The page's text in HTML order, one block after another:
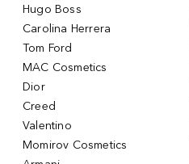
Hugo Boss
Carolina Herrera
Tom Ford
MAC Cosmetics
Dior
Creed
Valentino
Momirov Cosmetics